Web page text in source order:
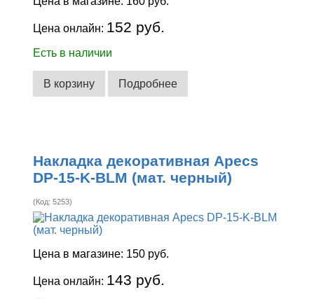
Цена онлайн: 152 руб.
Есть в наличии
В корзину Подробнее
Накладка декоративная Apecs
DP-15-K-BLM (мат. черный)
(Код:5253)
Цена в магазине: 150 руб.
Цена онлайн: 143 руб.